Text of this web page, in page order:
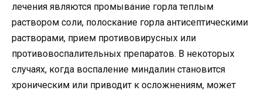
лечения являются промывание горла теплым
раствором соли, полоскание горла антисептическими
растворами, прием противовирусных или
противовоспалительных препаратов. В некоторых
случаях, когда воспаление миндалин становится
хроническим или приводит к осложнениям, может